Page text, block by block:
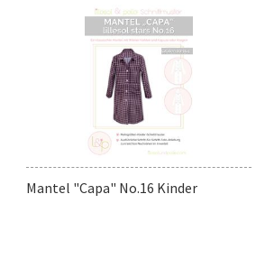
Mantel "Capa" No.16 Kinder